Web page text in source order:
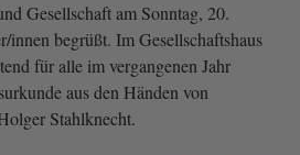
Gesellschaft am Sonntag, 20.
innen begrüßt. Im Gesellschaftshaus
für alle im vergangenen Jahr
aus den Händen von
Stahlknecht.